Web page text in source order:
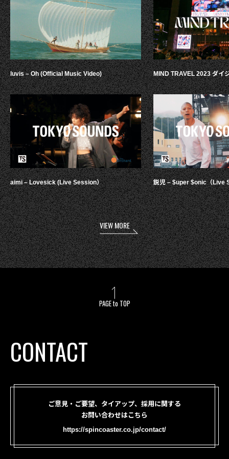
luvis – Oh (Official Music Video)
aimi – Lovesick (Live Session）
MIND TRAVEL 2023 ダイ
鋭児 – $uper $onic（Live
VIEW MORE
PAGE to TOP
CONTACT
ご意見・ご要望、タイアップ、採用に関する
お問い合わせはこちら
https://spincoaster.co.jp/contact/